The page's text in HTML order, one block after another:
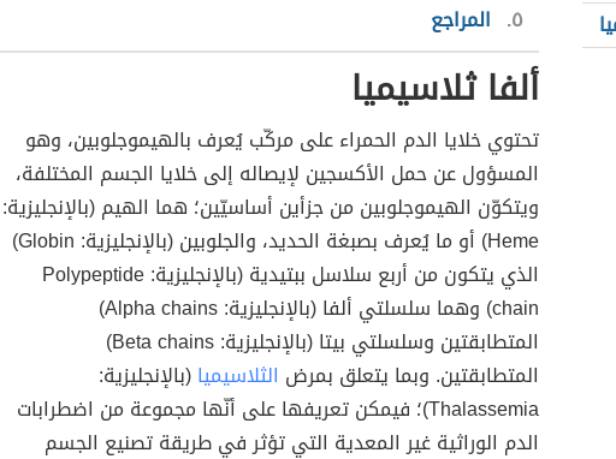
٥ المراجع
ألفا ثلاسيميا
تحتوي خلايا الدم الحمراء على مركّب يُعرف بالهيموجلوبين، وهو
المسؤول عن حمل الأكسجين لإيصاله إلى خلايا الجسم المختلفة،
ويتكوّن الهيموجلوبين من جزأين أساسيّين؛ هما الهيم (بالإنجليزية:
Heme) أو ما يُعرف بصبغة الحديد، والجلوبين (بالإنجليزية: Globin)
الذي يتكون من أربع سلاسل ببتيدية (بالإنجليزية: Polypeptide
chain) وهما سلسلتي ألفا (بالإنجليزية: Alpha chains)
المتطابقتين وسلسلتي بيتا (بالإنجليزية: Beta chains)
المتطابقتين. وبما يتعلق بمرض الثلاسيميا(بالإنجليزية:
Thalassemia)؛ فيمكن تعريفها على أنّها مجموعة من اضطرابات
الدم الوراثية غير المعدية التي تؤثر في طريقة تصنيع الجسم